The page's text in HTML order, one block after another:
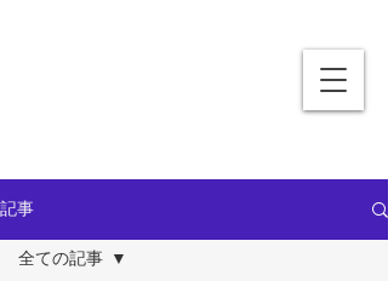
記事
全ての記事